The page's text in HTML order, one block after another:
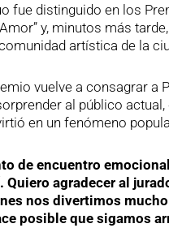
fue distinguido en los
y, minutos más
artística de la
vuelve a consagrar a
al público
en un fenómeno
de encuentro
agradecer al
nos divertimos
posible que sigamos